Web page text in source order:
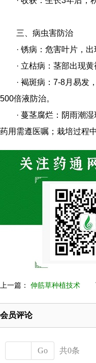
三、病虫害防治
· 锈病：危害叶片，
· 立枯病：茎部出现
· 褐斑病：7-8月易发
500倍液防治。
· 蔓茎腐烂：阴雨潮
药用需遵医嘱；栽培过程
上一篇： 伸筋草种植技术
会员评论
Go 共0条